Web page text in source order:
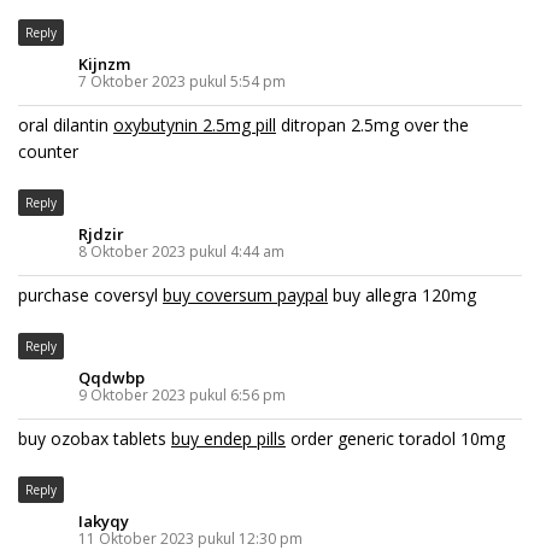
Reply
Kijnzm
7 Oktober 2023 pukul 5:54 pm
oral dilantin oxybutynin 2.5mg pill ditropan 2.5mg over the
counter
Reply
Rjdzir
8 Oktober 2023 pukul 4:44 am
purchase coversyl buy coversum paypal buy allegra 120mg
Reply
Qqdwbp
9 Oktober 2023 pukul 6:56 pm
buy ozobax tablets buy endep pills order generic toradol 10mg
Reply
Iakyqy
11 Oktober 2023 pukul 12:30 pm